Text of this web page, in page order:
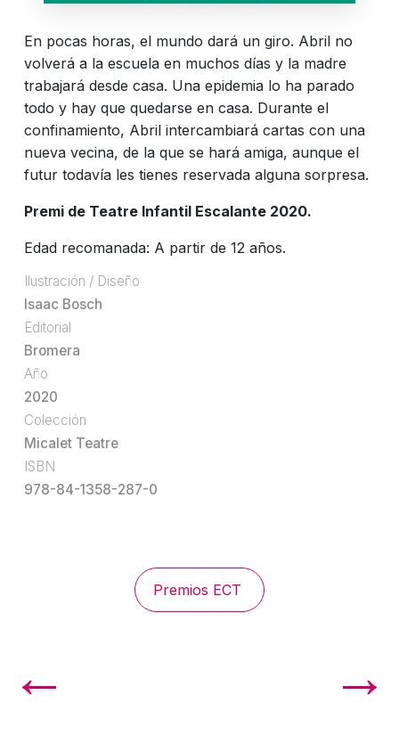
En pocas horas, el mundo dará un giro. Abril no
volverá a la escuela en muchos días y la madre
trabajará desde casa. Una epidemia lo ha parado
todo y hay que quedarse en casa. Durante el
confinamiento, Abril intercambiará cartas con una
nueva vecina, de la que se hará amiga, aunque el
futur todavía les tienes reservada alguna sorpresa.
Premi de Teatre Infantil Escalante 2020.
Edad recomanada: A partir de 12 años.
Ilustración / Diseño
Isaac Bosch
Editorial
Bromera
Año
2020
Colección
Micalet Teatre
ISBN
978-84-1358-287-0
Premios ECT
← →